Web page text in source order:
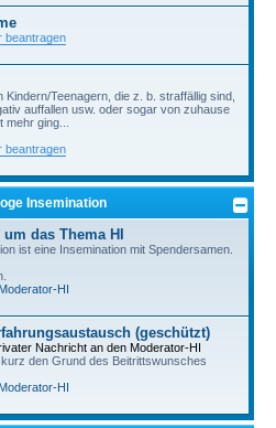
beantragen
Kindern/Teenagern, die z. b. straffällig sind,
auffallen usw. oder sogar von zuhause
ging...
beantragen
Insemination
das Thema HI
ist eine Insemination mit Spendersamen.
Moderator-HI
(geschützt)
Nachricht an den Moderator-HI
den Grund des Beitrittswunsches
Moderator-HI